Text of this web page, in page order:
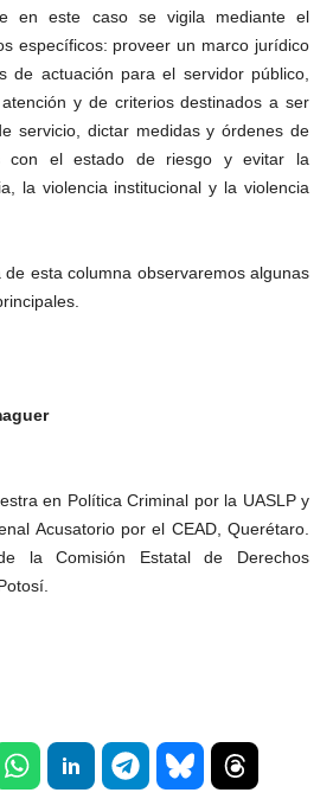
en este caso se vigila mediante el
específicos: proveer un marco jurídico
de actuación para el servidor público,
y de criterios destinados a ser
servicio, dictar medidas y órdenes de
con el estado de riesgo y evitar la
la violencia institucional y la violencia
esta columna observaremos algunas
en Política Criminal por la UASLP y
Acusatorio por el CEAD, Querétaro.
la Comisión Estatal de Derechos